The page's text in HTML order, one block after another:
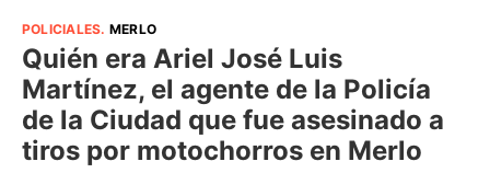
POLICIALES. MERLO
Quién era Ariel José Luis
Martínez, el agente de la Policía
de la Ciudad que fue asesinado a
tiros por motochorros en Merlo